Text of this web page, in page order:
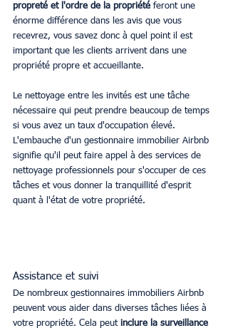
propreté et l'ordre de la propriété feront une
énorme différence dans les avis que vous
recevrez, vous savez donc à quel point il est
important que les clients arrivent dans une
propriété propre et accueillante.
Le nettoyage entre les invités est une tâche
nécessaire qui peut prendre beaucoup de temps
si vous avez un taux d'occupation élevé.
L'embauche d'un gestionnaire immobilier Airbnb
signifie qu'il peut faire appel à des services de
nettoyage professionnels pour s'occuper de ces
tâches et vous donner la tranquillité d'esprit
quant à l'état de votre propriété.
Assistance et suivi
De nombreux gestionnaires immobiliers Airbnb
peuvent vous aider dans diverses tâches liées à
votre propriété. Cela peut inclure la surveillance